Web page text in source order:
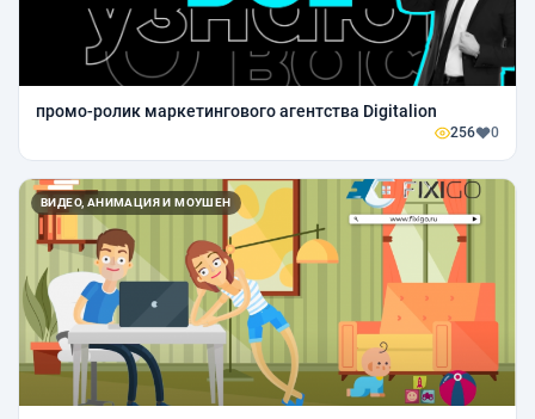
промо-ролик маркетингового агентства Digitalion
256 0
ВИДЕО, АНИМАЦИЯ И МОУШЕН